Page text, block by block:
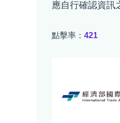
應自行確認資訊
點擊率： 421